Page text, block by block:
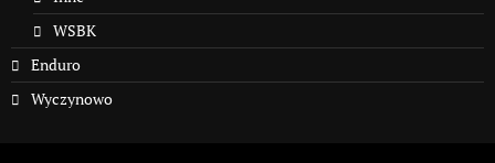
WSBK
Enduro
Wyczynowo